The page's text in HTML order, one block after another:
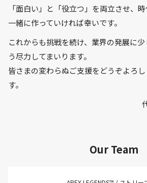
「面白い」と「役立つ」を両立させ、
一緒に作っていければ幸いです。
これからも挑戦を続け、業界の発展に
う尽力してまいります。
皆さまの変わらぬご支援をどうぞよろ
す。
Our Team